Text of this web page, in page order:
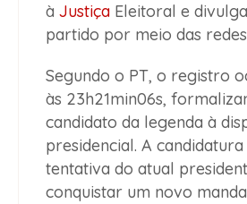
à Justiça Eleitoral e
partido por meio das redes
Segundo o PT, o registro
às 23h21min06s,
candidato da legenda à
presidencial. A
tentativa do atual
conquistar um novo